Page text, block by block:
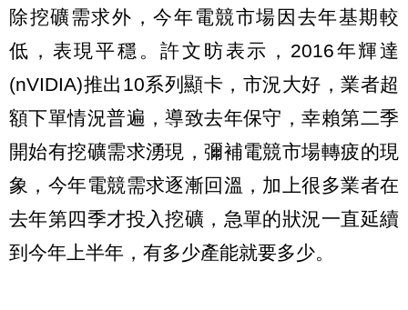
除挖礦需求外，今年電競市場因去年基期較
低，表現平穩。許文昉表示，2016年輝達
(nVIDIA)推出10系列顯卡，市況大好，業者超
額下單情況普遍，導致去年保守，幸賴第二季
開始有挖礦需求湧現，彌補電競市場轉疲的現
象，今年電競需求逐漸回溫，加上很多業者在
去年第四季才投入挖礦，急單的狀況一直延續
到今年上半年，有多少產能就要多少。